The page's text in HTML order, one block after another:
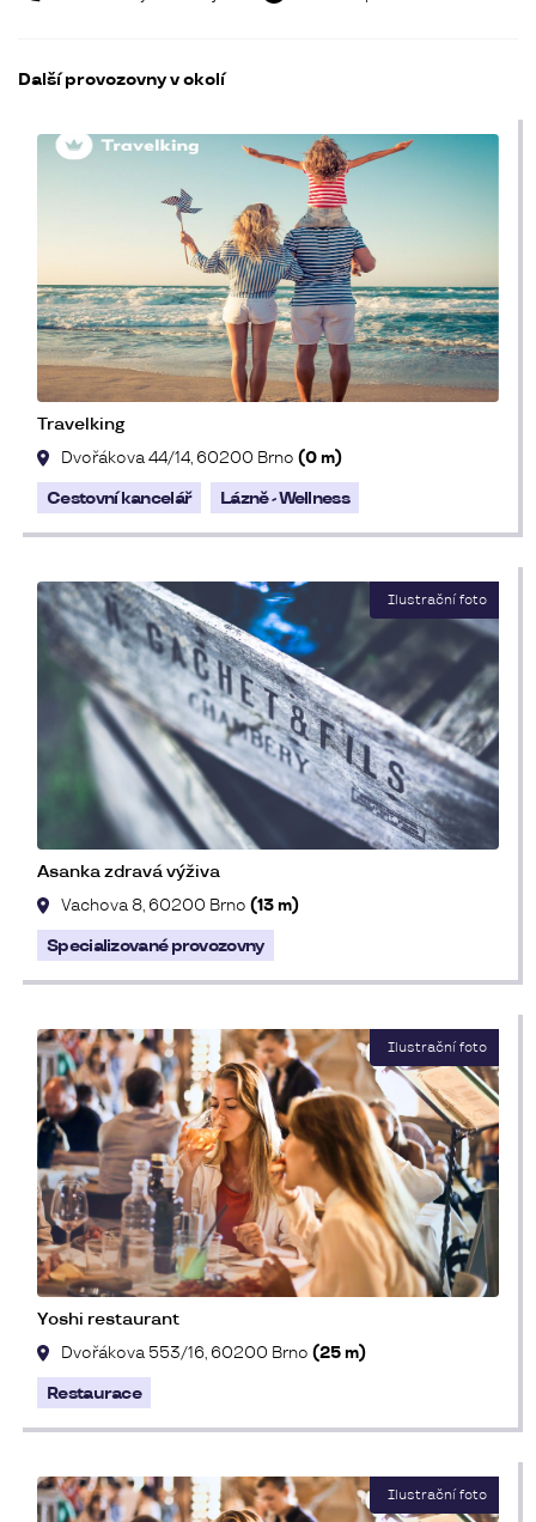
Další provozovny v okolí
Travelking
Dvořákova 44/14, 60200 Brno (0 m)
Cestovní kancelář Lázně - Wellness
Asanka zdravá výživa
Vachova 8, 60200 Brno (13 m)
Specializované provozovny
Yoshi restaurant
Dvořákova 553/16, 60200 Brno (25 m)
Restaurace